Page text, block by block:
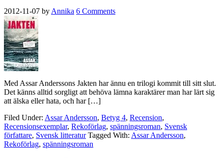
2012-11-07 byAnnika 6 Comments
Med Assar Anderssons Jakten har ännu en trilogi kommit till sitt slut.
Det känns alltid sorgligt att behöva lämna karaktärer man har lärt sig
att älska eller hata, och har […]
Filed Under: Assar Andersson, Betyg 4, Recension,
Recensionsexemplar, Rekoförlag, spänningsroman, Svensk
författare, Svensk litteratur Tagged With: Assar Andersson,
Rekoförlag, spänningsroman